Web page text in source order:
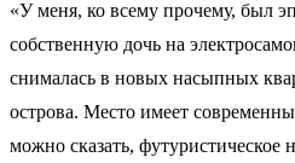
«У меня, ко всему прочему, был
собственную дочь на
снималась в новых насыпных
острова. Место имеет
можно сказать, футуристическое